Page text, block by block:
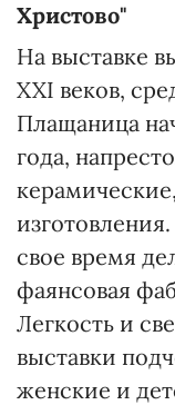
Христово"
На выставке
XXI веков,
Плащаница
года,
свое время
фаянсовая
Легкость и
выставки
женские и